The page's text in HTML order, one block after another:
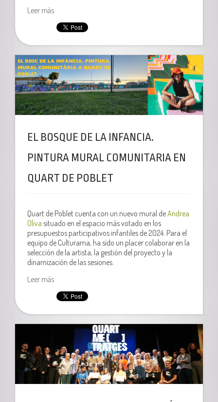
Leer más
EL BOSQUE DE LA INFANCIA.
PINTURA MURAL COMUNITARIA EN
QUART DE POBLET
Quart de Poblet cuenta con un nuevo mural deAndrea
Oliva situado en el espacio más votado en los
presupuestos participativos infantiles de 2024. Para el
equipo de Culturama, ha sido un placer colaborar en la
selección de la artista, la gestión del proyecto y la
dinamización de las sesiones.
Leer más